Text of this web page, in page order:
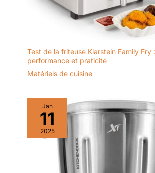
Test de la friteuse Klarstein Family Fry :
performance et praticité
Matériels de cuisine
Jan
11
2025